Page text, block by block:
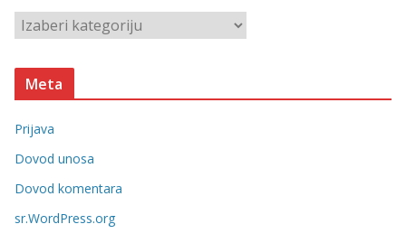
v
a
t
o
r
i
e
Meta
Prijava
Dovod unosa
Dovod komentara
sr.WordPress.org